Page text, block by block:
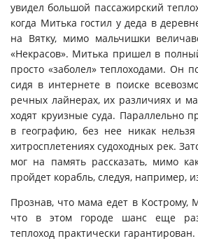
увидел большой пассажирский
когда Митька гостил у деда в
на Вятку, мимо мальчишки
«Некрасов». Митька пришел в
просто «заболел» теплоходами. Он
сидя в интернете в поиске
речных лайнерах, их различиях и
ходят круизные суда. Параллельно
в географию, без нее никак
хитросплетениях судоходных рек.
мог на память рассказать, мимо
пройдет корабль, следуя, например,
Прознав, что мама едет в Кострому,
что в этом городе шанс еще
теплоход практически